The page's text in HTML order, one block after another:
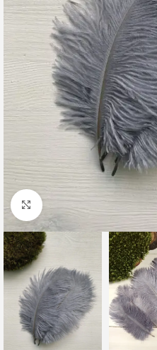
Клацніть, щоб збільшити